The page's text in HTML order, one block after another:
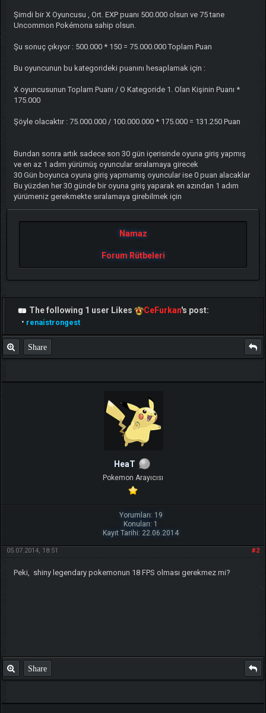
Şimdi bir X Oyuncusu , Ort. EXP puanı 500.000 olsun ve 75 tane
Uncommon Pokémona sahip olsun.
Şu sonuç çıkıyor : 500.000 * 150 = 75.000.000 Toplam Puan
Bu oyuncunun bu kategorideki puanını hesaplamak için :
X oyuncusunun Toplam Puanı / O Kategoride 1. Olan Kişinin Puanı *
175.000
Şöyle olacaktır : 75.000.000 / 100.000.000 * 175.000 = 131.250 Puan
Bundan sonra artık sadece son 30 gün içerisinde oyuna giriş yapmış
ve en az 1 adım yürümüş oyuncular sıralamaya girecek
30 Gün boyunca oyuna giriş yapmamış oyuncular ise 0 puan alacaklar
Bu yüzden her 30 günde bir oyuna giriş yaparak en azından 1 adım
yürümeniz gerekmekte sıralamaya girebilmek için
Namaz
Forum Rütbeleri
The following 1 user Likes CeFurkan's post:
• renaistrongest
Share
HeaT
Pokemon Arayıcısı
Yorumları: 19
Konuları: 1
Kayıt Tarihi: 22.06.2014
#2
05.07.2014, 18:51
Peki, shiny legendary pokemonun 18 FPS olması gerekmez mi?
Share